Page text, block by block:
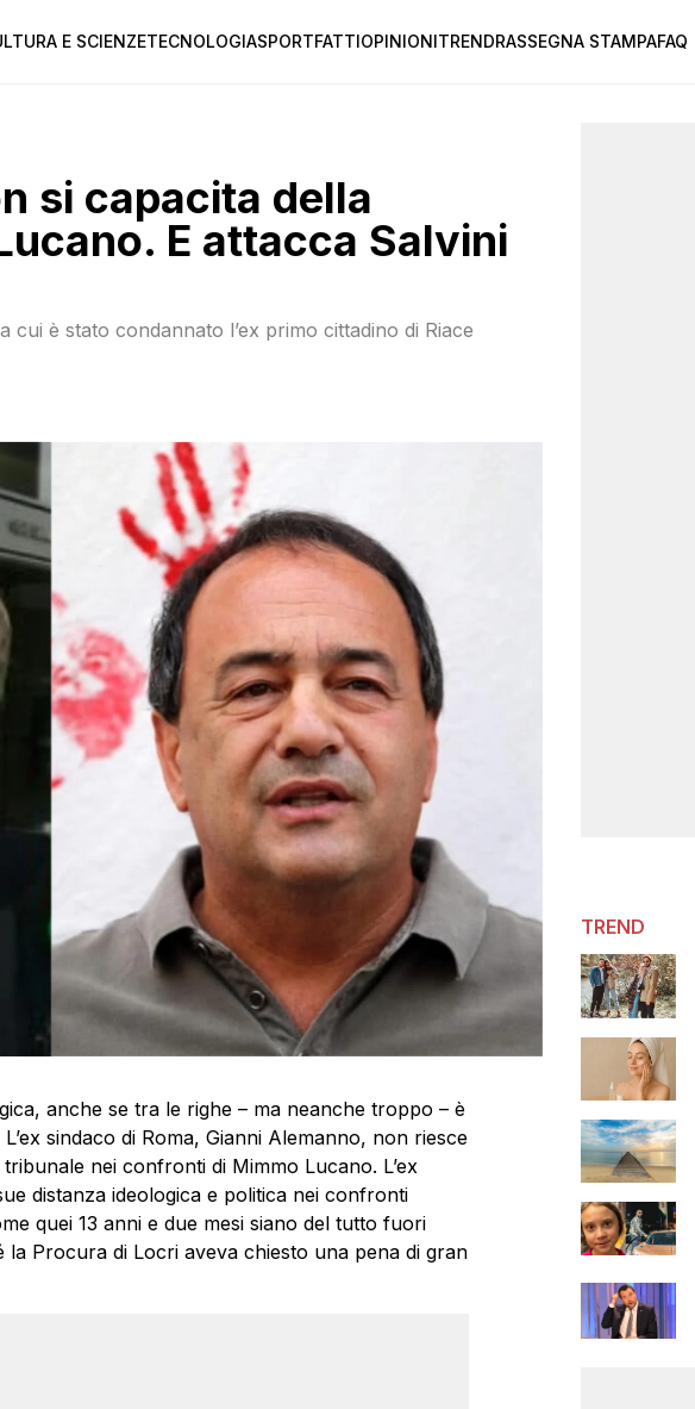
E SCIENZETECNOLOGIASPORTFATTIOPINIONITRENDRASSEGNA STAMPAFAQ
si capacita della
E attacca Salvini
cui è stato condannato l’ex primo cittadino di Riace
anche se tra le righe – ma neanche troppo – è
sindaco di Roma, Gianni Alemanno, non riesce
tribunale nei confronti di Mimmo Lucano. L’ex
distanza ideologica e politica nei confronti
quei 13 anni e due mesi siano del tutto fuori
Procura di Locri aveva chiesto una pena di gran
TREND